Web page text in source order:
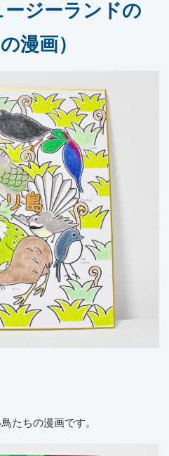
ジーランドの
漫画）
たちの漫画です。